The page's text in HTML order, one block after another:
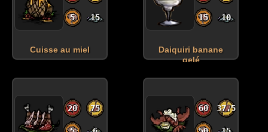
5 15
Cuisse au miel
15 10
Daiquiri banane
gelé
20 75 60 37.5